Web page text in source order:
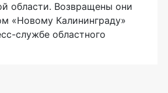
области. Возвращены они
«Новому Калининграду»
службе областного